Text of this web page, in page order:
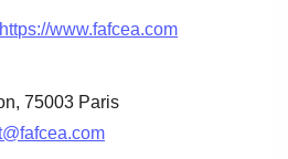
https://www.fafcea.com
75003 Paris